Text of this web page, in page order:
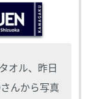
オル、昨日
んから写真